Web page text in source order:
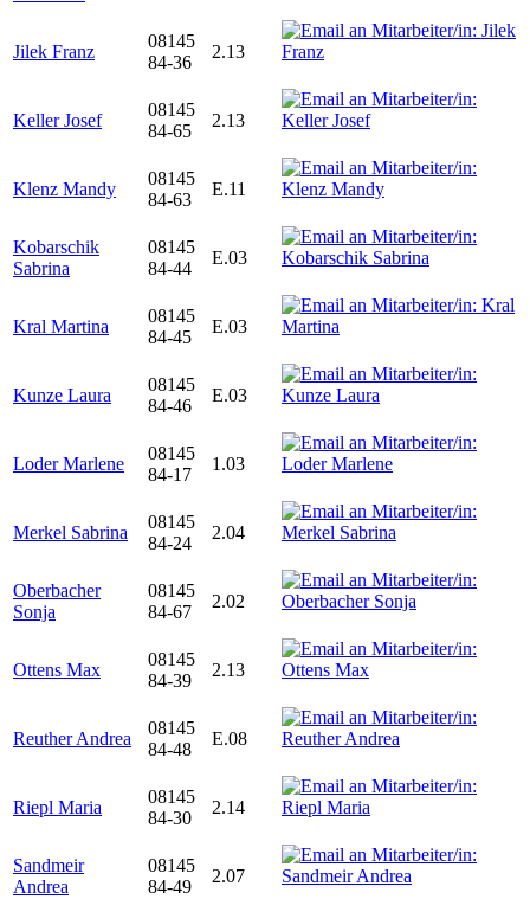
Jilek Franz
08145
84-36
2.13
Keller Josef
08145
84-65
2.13
Klenz Mandy
08145
84-63
E.11
Kobarschik
Sabrina
08145
84-44
E.03
Kral Martina
08145
84-45
E.03
Kunze Laura
08145
84-46
E.03
Loder Marlene
08145
84-17
1.03
Merkel Sabrina
08145
84-24
2.04
Oberbacher
Sonja
08145
84-67
2.02
Ottens Max
08145
84-39
2.13
Reuther Andrea
08145
84-48
E.08
Riepl Maria
08145
84-30
2.14
Sandmeir
Andrea
08145
84-49
2.07